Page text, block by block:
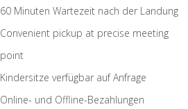
60 Minuten Wartezeit nach der Landung
Convenient pickup at precise meeting
point
Kindersitze verfügbar auf Anfrage
Online- und Offline-Bezahlungen